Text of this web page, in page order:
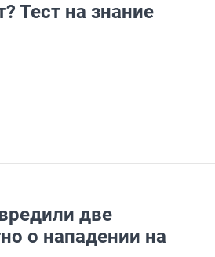
Тест на знание
две
о нападении на